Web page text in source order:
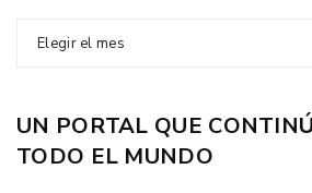
Elegir el mes
UN PORTAL QUE
TODO EL MUNDO